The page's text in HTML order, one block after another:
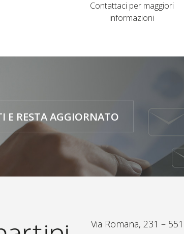
Contattaci per maggiori
informazioni
E RESTA AGGIORNATO
Via Romana, 231 –